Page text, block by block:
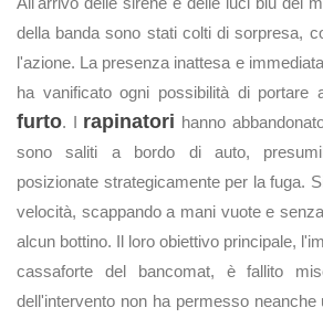
della banda sono stati colti di sorpresa,
l'azione. La presenza inattesa e
ha vanificato ogni possibilità di portare
furto. I rapinatori hanno
sono saliti a bordo di auto,
posizionate strategicamente per la fuga.
velocità, scappando a mani vuote e
alcun bottino. Il loro obiettivo principale,
cassaforte del bancomat, è fallito
dell'intervento non ha permesso neanche